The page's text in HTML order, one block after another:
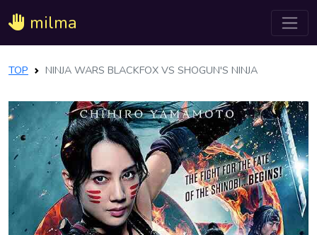
milma
TOP NINJA WARS BLACKFOX VS SHOGUN'S NINJA